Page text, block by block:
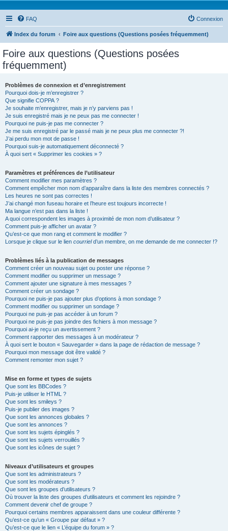
FAQ Connexion
Index du forum Foire aux questions (Questions posées fréquemment)
Foire aux questions (Questions posées
fréquemment)
Problèmes de connexion et d’enregistrement
Pourquoi dois-je m’enregistrer ?
Que signifie COPPA ?
Je souhaite m’enregistrer, mais je n’y parviens pas !
Je suis enregistré mais je ne peux pas me connecter !
Pourquoi ne puis-je pas me connecter ?
Je me suis enregistré par le passé mais je ne peux plus me connecter ?!
J’ai perdu mon mot de passe !
Pourquoi suis-je automatiquement déconnecté ?
À quoi sert « Supprimer les cookies » ?
Paramètres et préférences de l’utilisateur
Comment modifier mes paramètres ?
Comment empêcher mon nom d’apparaître dans la liste des membres connectés ?
Les heures ne sont pas correctes !
J’ai changé mon fuseau horaire et l’heure est toujours incorrecte !
Ma langue n’est pas dans la liste !
A quoi correspondent les images à proximité de mon nom d’utilisateur ?
Comment puis-je afficher un avatar ?
Qu’est-ce que mon rang et comment le modifier ?
Lorsque je clique sur le lien courrield’un membre, on me demande de me connecter !?
Problèmes liés à la publication de messages
Comment créer un nouveau sujet ou poster une réponse ?
Comment modifier ou supprimer un message ?
Comment ajouter une signature à mes messages ?
Comment créer un sondage ?
Pourquoi ne puis-je pas ajouter plus d’options à mon sondage ?
Comment modifier ou supprimer un sondage ?
Pourquoi ne puis-je pas accéder à un forum ?
Pourquoi ne puis-je pas joindre des fichiers à mon message ?
Pourquoi ai-je reçu un avertissement ?
Comment rapporter des messages à un modérateur ?
À quoi sert le bouton « Sauvegarder » dans la page de rédaction de message ?
Pourquoi mon message doit être validé ?
Comment remonter mon sujet ?
Mise en forme et types de sujets
Que sont les BBCodes ?
Puis-je utiliser le HTML ?
Que sont les smileys ?
Puis-je publier des images ?
Que sont les annonces globales ?
Que sont les annonces ?
Que sont les sujets épinglés ?
Que sont les sujets verrouillés ?
Que sont les icônes de sujet ?
Niveaux d’utilisateurs et groupes
Que sont les administrateurs ?
Que sont les modérateurs ?
Que sont les groupes d’utilisateurs ?
Où trouver la liste des groupes d’utilisateurs et comment les rejoindre ?
Comment devenir chef de groupe ?
Pourquoi certains membres apparaissent dans une couleur différente ?
Qu’est-ce qu’un « Groupe par défaut » ?
Qu’est-ce que le lien « L’équipe du forum » ?